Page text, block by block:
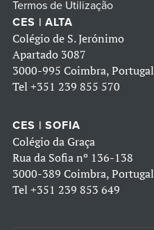
Termos de Utilização
CES | ALTA
Colégio de S. Jerónimo
Apartado 3087
3000-995 Coimbra, Portugal
Tel +351 239 855 570
CES | SOFIA
Colégio da Graça
Rua da Sofia nº 136-138
3000-389 Coimbra, Portugal
Tel +351 239 853 649